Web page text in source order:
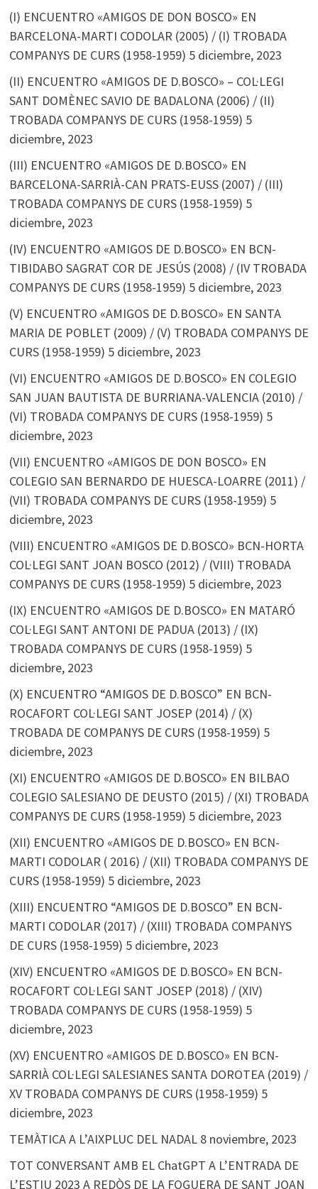
(I) ENCUENTRO «AMIGOS DE DON BOSCO» EN
BARCELONA-MARTI CODOLAR (2005) / (I) TROBADA
COMPANYS DE CURS (1958-1959) 5 diciembre, 2023
(II) ENCUENTRO «AMIGOS DE D.BOSCO» – COL·LEGI
SANT DOMÈNEC SAVIO DE BADALONA (2006) / (II)
TROBADA COMPANYS DE CURS (1958-1959) 5
diciembre, 2023
(III) ENCUENTRO «AMIGOS DE D.BOSCO» EN
BARCELONA-SARRIÀ-CAN PRATS-EUSS (2007) / (III)
TROBADA COMPANYS DE CURS (1958-1959) 5
diciembre, 2023
(IV) ENCUENTRO «AMIGOS DE D.BOSCO» EN BCN-
TIBIDABO SAGRAT COR DE JESÚS (2008) / (IV TROBADA
COMPANYS DE CURS (1958-1959) 5 diciembre, 2023
(V) ENCUENTRO «AMIGOS DE D.BOSCO» EN SANTA
MARIA DE POBLET (2009) / (V) TROBADA COMPANYS DE
CURS (1958-1959) 5 diciembre, 2023
(VI) ENCUENTRO «AMIGOS DE D.BOSCO» EN COLEGIO
SAN JUAN BAUTISTA DE BURRIANA-VALENCIA (2010) /
(VI) TROBADA COMPANYS DE CURS (1958-1959) 5
diciembre, 2023
(VII) ENCUENTRO «AMIGOS DE DON BOSCO» EN
COLEGIO SAN BERNARDO DE HUESCA-LOARRE (2011) /
(VII) TROBADA COMPANYS DE CURS (1958-1959) 5
diciembre, 2023
(VIII) ENCUENTRO «AMIGOS DE D.BOSCO» BCN-HORTA
COL·LEGI SANT JOAN BOSCO (2012) / (VIII) TROBADA
COMPANYS DE CURS (1958-1959) 5 diciembre, 2023
(IX) ENCUENTRO «AMIGOS DE D.BOSCO» EN MATARÓ
COL·LEGI SANT ANTONI DE PADUA (2013) / (IX)
TROBADA COMPANYS DE CURS (1958-1959) 5
diciembre, 2023
(X) ENCUENTRO “AMIGOS DE D.BOSCO” EN BCN-
ROCAFORT COL·LEGI SANT JOSEP (2014) / (X)
TROBADA DE COMPANYS DE CURS (1958-1959) 5
diciembre, 2023
(XI) ENCUENTRO «AMIGOS DE D.BOSCO» EN BILBAO
COLEGIO SALESIANO DE DEUSTO (2015) / (XI) TROBADA
COMPANYS DE CURS (1958-1959) 5 diciembre, 2023
(XII) ENCUENTRO «AMIGOS DE D.BOSCO» EN BCN-
MARTI CODOLAR ( 2016) / (XII) TROBADA COMPANYS DE
CURS (1958-1959) 5 diciembre, 2023
(XIII) ENCUENTRO “AMIGOS DE D.BOSCO” EN BCN-
MARTI CODOLAR (2017) / (XIII) TROBADA COMPANYS
DE CURS (1958-1959) 5 diciembre, 2023
(XIV) ENCUENTRO «AMIGOS DE D.BOSCO» EN BCN-
ROCAFORT COL·LEGI SANT JOSEP (2018) / (XIV)
TROBADA COMPANYS DE CURS (1958-1959) 5
diciembre, 2023
(XV) ENCUENTRO «AMIGOS DE D.BOSCO» EN BCN-
SARRIÀ COL·LEGI SALESIANES SANTA DOROTEA (2019) /
XV TROBADA COMPANYS DE CURS (1958-1959) 5
diciembre, 2023
TEMÀTICA A L’AIXPLUC DEL NADAL 8 noviembre, 2023
TOT CONVERSANT AMB EL ChatGPT A L’ENTRADA DE
L’ESTIU 2023 A REDÒS DE LA FOGUERA DE SANT JOAN